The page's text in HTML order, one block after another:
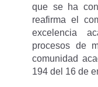
que se ha
reafirma el
excelencia
procesos de
comunidad
194 del 16 de